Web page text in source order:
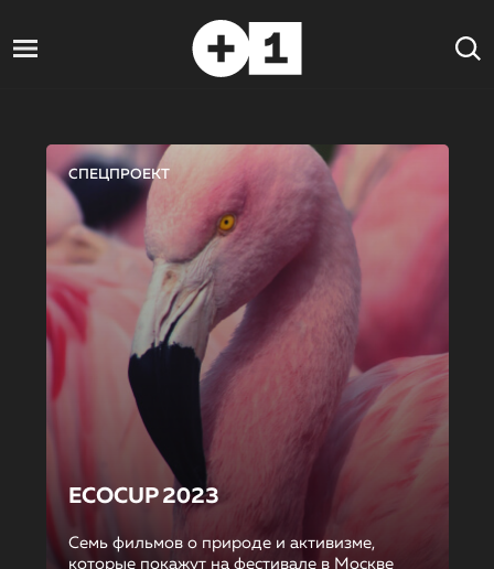
СПЕЦПРОЕКТ
ECOCUP 2023
Семь фильмов о природе и активизме,
которые покажут на фестивале в Москве